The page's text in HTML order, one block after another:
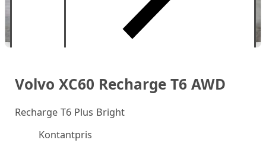
Volvo XC60 Recharge T6 AWD
Recharge T6 Plus Bright
Kontantpris